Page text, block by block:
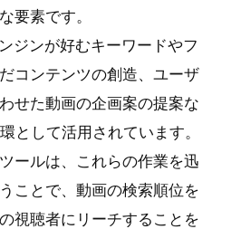
要素です。
ジンが好むキーワードやフ
コンテンツの創造、ユーザ
せた動画の企画案の提案な
として活用されています。
ールは、これらの作業を迅
ことで、動画の検索順位を
視聴者にリーチすることを